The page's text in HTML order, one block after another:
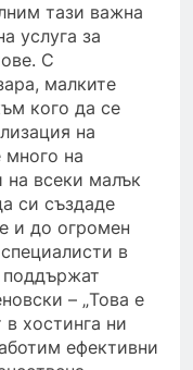
тази важна
услуга за
С
малките
кого да се
на
много на
на всеки малък
си създаде
и до огромен
в
поддържат
– „Това е
хостинга ни
ефективни